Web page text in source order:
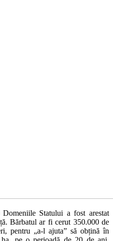
Statului a fost arestat
Bărbatul ar fi cerut 350.000 de
pentru „a-l ajuta” să obțină în